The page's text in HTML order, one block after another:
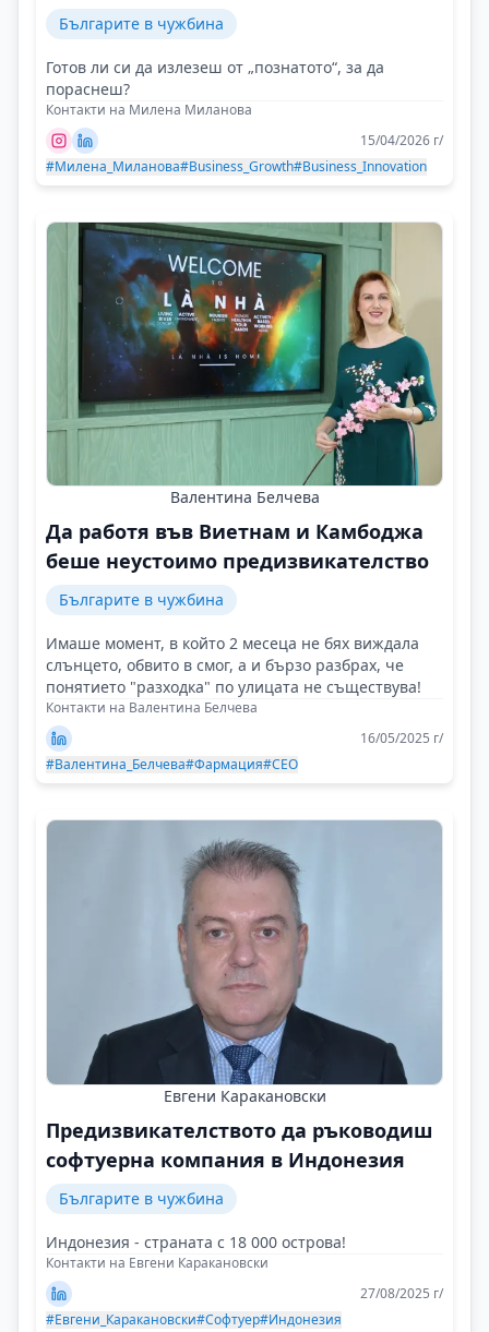
Българите в чужбина
Готов ли си да излезеш от „познатото“, за да
пораснеш?
Контакти на Милена Миланова
15/04/2026 г/
#Милена_Миланова#Business_Growth#Business_Innovation
Валентина Белчева
Да работя във Виетнам и Камбоджа
беше неустоимо предизвикателство
Българите в чужбина
Имаше момент, в който 2 месеца не бях виждала
слънцето, обвито в смог, а и бързо разбрах, че
понятието "разходка" по улицата не съществува!
Контакти на Валентина Белчева
16/05/2025 г/
#Валентина_Белчева#Фармация#CEO
Евгени Каракановски
Предизвикателството да ръководиш
софтуерна компания в Индонезия
Българите в чужбина
Индонезия - страната с 18 000 острова!
Контакти на Евгени Каракановски
27/08/2025 г/
#Евгени_Каракановски#Софтуер#Индонезия